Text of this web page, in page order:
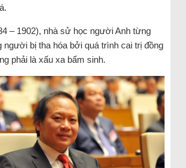
– 1902), nhà sử học người Anh từng
người bị tha hóa bởi quá trình cai trị đồng
phải là xấu xa bẩm sinh.